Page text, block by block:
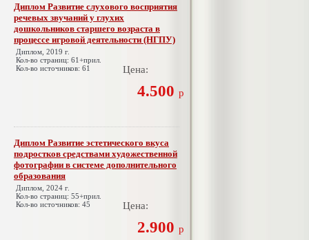
Диплом Развитие слухового восприятия
речевых звучаний у глухих
дошкольников старшего возраста в
процессе игровой деятельности (НГПУ)
Диплом, 2019 г.
Кол-во страниц: 61+прил.
Кол-во источников: 61
Цена:
4.500 р
Диплом Развитие эстетического вкуса
подростков средствами художественной
фотографии в системе дополнительного
образования
Диплом, 2024 г.
Кол-во страниц: 55+прил.
Кол-во источников: 45
Цена:
2.900 р